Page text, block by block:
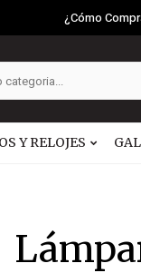
¿Cómo
Y RELOJES